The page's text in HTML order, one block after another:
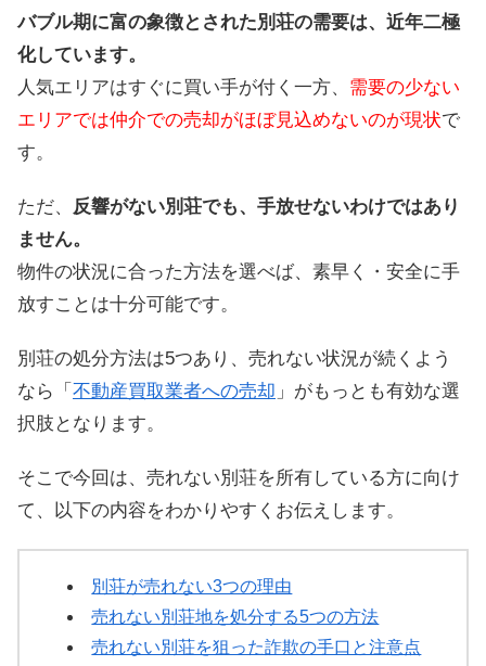
バブル期に富の象徴とされた別荘の需要は、近年二極
化しています。
人気エリアはすぐに買い手が付く一方、 需要の少ない
エリアでは仲介での売却がほぼ見込めないのが現状で
す。
ただ、 反響がない別荘でも、手放せないわけではあり
ません。
物件の状況に合った方法を選べば、素早く・安全に手
放すことは十分可能です。
別荘の処分方法は5つあり、売れない状況が続くよう
なら「 不動産買取業者への売却 」がもっとも有効な選
択肢となります。
そこで今回は、売れない別荘を所有している方に向け
て、以下の内容をわかりやすくお伝えします。
別荘が売れない3つの理由
売れない別荘地を処分する5つの方法
売れない別荘を狙った詐欺の手口と注意点